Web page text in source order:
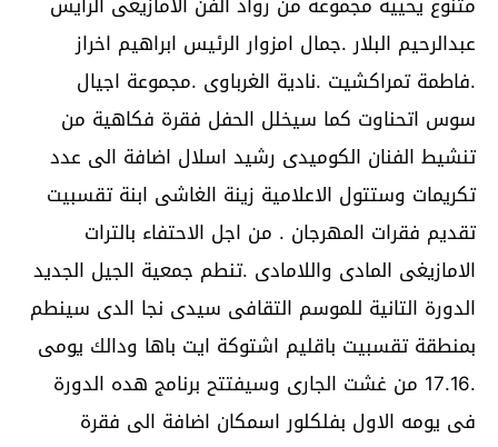
عبدالرحيم البلار .جمال امزوار الرئيس ابراهيم اخراز
.فاطمة تمراكشيت .نادية الغرباوى .مجموعة اجيال
سوس اتحناوت كما سيخلل الحفل فقرة فكاهية من
تنشيط الفنان الكوميدى رشيد اسلال اضافة الى عدد
تكريمات وستتول الاعلامية زينة الغاشى ابنة تقسبيت
تقديم فقرات المهرجان . من اجل الاحتفاء بالترات
الامازيغى المادى واللامادى .تنطم جمعية الجيل الجديد
الدورة التانية للموسم التقافى سيدى نجا الدى سينطم
بمنطقة تقسبيت باقليم اشتوكة ايت باها ودالك يومى
.17.16 من غشت الجارى وسيفتتح برنامج هده الدورة
فى يومه الاول بفلكلور اسمكان اضافة الى فقرة